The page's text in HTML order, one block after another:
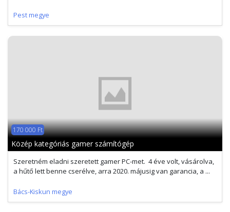
Pest megye
170 000 Ft
Közép kategóriás gamer számítógép
Szeretném eladni szeretett gamer PC-met. 4 éve volt, vásárolva,
a hűtő lett benne cserélve, arra 2020. májusig van garancia, a ...
Bács-Kiskun megye